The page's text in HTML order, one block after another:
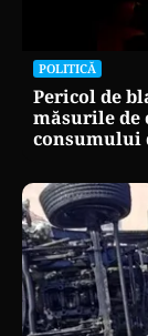
POLITICĂ
Pericol de
măsurile de
consumului